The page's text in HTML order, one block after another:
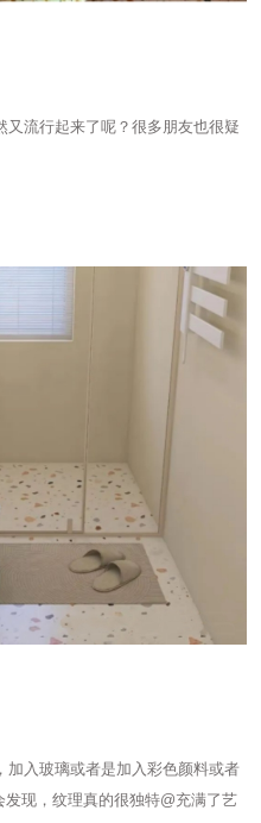
流行起来了呢？很多朋友也很疑
入玻璃或者是加入彩色颜料或者
现，纹理真的很独特@充满了艺